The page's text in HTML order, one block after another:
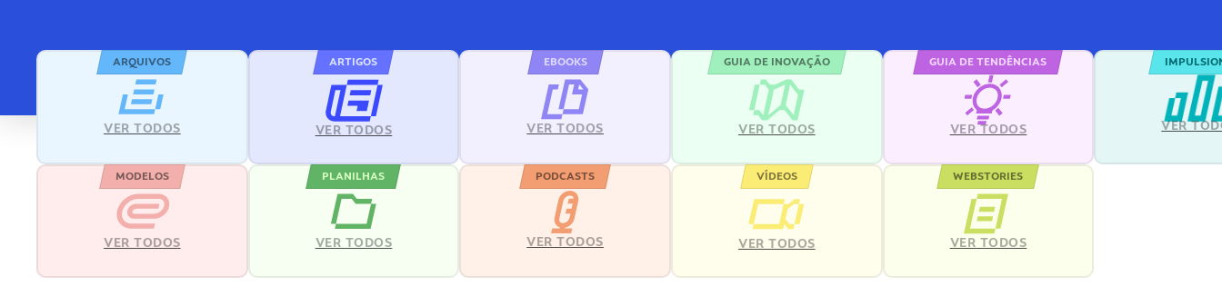
ARQUIVOS
VER TODOS
ARTIGOS
VER TODOS
EBOOKS
VER TODOS
GUIA DE INOVAÇÃO
VER TODOS
GUIA DE TENDÊNCIAS
VER TODOS VER
MODELOS
VER TODOS
PLANILHAS
VER TODOS
PODCASTS
VER TODOS
VÍDEOS
VER TODOS
WEBSTORIES
VER TODOS